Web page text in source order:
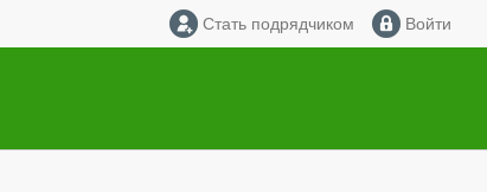
Стать подрядчиком Войти